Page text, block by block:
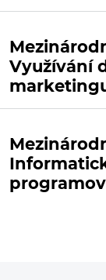
Využívání